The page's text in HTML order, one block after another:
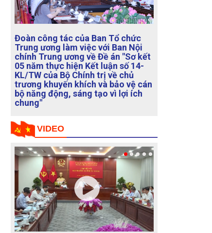
Họp Tổ biên tập xây dựng Đề án
"Sửa đổi, bổ sung chức năng,
nhiệm vụ, quy chế làm việc của
Ban Chỉ đạo Trung ương về phòng,
chống tham nhũng, lãng phí, tiêu
cực"
VIDEO
Ban Nội chính Trung ương với các